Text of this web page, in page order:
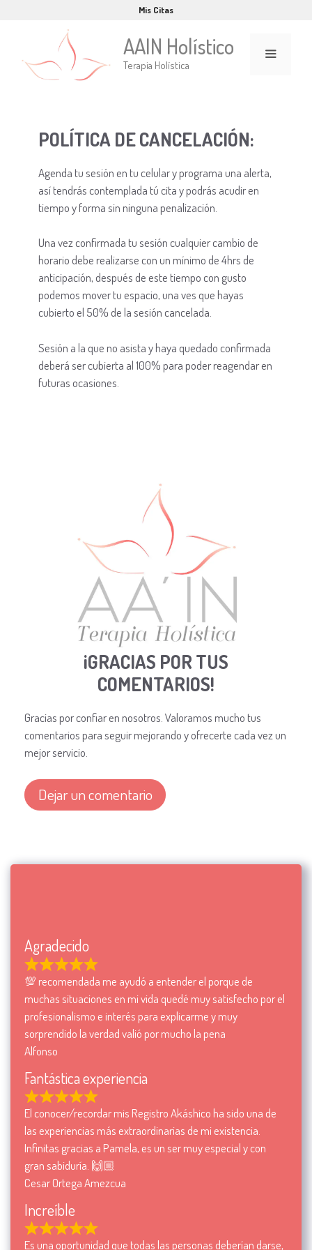
Mis Citas
AAIN Holístico
Terapia Holística
POLÍTICA DE CANCELACIÓN:
Agenda tu sesión en tu celular y programa una alerta,
así tendrás contemplada tú cita y podrás acudir en
tiempo y forma sin ninguna penalización.
Una vez confirmada tu sesión cualquier cambio de
horario debe realizarse con un mínimo de 4hrs de
anticipación, después de este tiempo con gusto
podemos mover tu espacio, una ves que hayas
cubierto el 50% de la sesión cancelada.
Sesión a la que no asista y haya quedado confirmada
deberá ser cubierta al 100% para poder reagendar en
futuras ocasiones.
¡GRACIAS POR TUS
COMENTARIOS!
Gracias por confiar en nosotros. Valoramos mucho tus
comentarios para seguir mejorando y ofrecerte cada vez un
mejor servicio.
Dejar un comentario
Agradecido
💯 recomendada me ayudó a entender el porque de
muchas situaciones en mi vida quedé muy satisfecho por el
profesionalismo e interés para explicarme y muy
sorprendido la verdad valió por mucho la pena
Alfonso
Fantástica experiencia
El conocer/recordar mis Registro Akáshico ha sido una de
las experiencias más extraordinarias de mi existencia.
Infinitas gracias a Pamela, es un ser muy especial y con
gran sabiduría. 🙌🏼
Cesar Ortega Amezcua
Increíble
Es una oportunidad que todas las personas deberían darse,